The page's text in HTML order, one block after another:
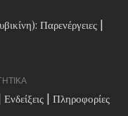
Παρενέργειες |
| Πληροφορίες